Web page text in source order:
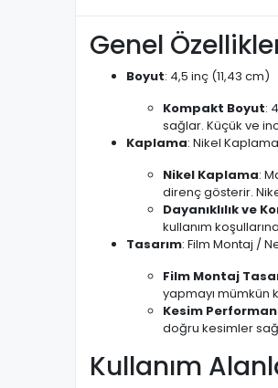
Genel
Boyut: 4,5 inç (11,43 cm)
Kompakt Boyut:
sağlar. Küçük ve
Kaplama: Nikel Kaplama
Nikel Kaplama:
direnç gösterir.
Dayanıklılık ve
kullanım
Tasarım: Film Montaj /
Film Montaj
yapmayı mümkün
Kesim
doğru kesimler
Kullanım